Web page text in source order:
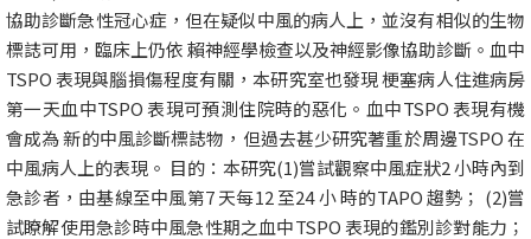
協助診斷急性冠心症，但在疑似中風的病人上，並沒有相似的生物
標誌可用，臨床上仍依 賴神經學檢查以及神經影像協助診斷。血中
TSPO 表現與腦損傷程度有關，本研究室也發現 梗塞病人住進病房
第一天血中TSPO 表現可預測住院時的惡化。血中TSPO 表現有機
會成為 新的中風診斷標誌物，但過去甚少研究著重於周邊TSPO 在
中風病人上的表現。 目的：本研究(1)嘗試觀察中風症狀2 小時內到
急診者，由基線至中風第7 天每12 至24 小 時的TAPO 趨勢； (2)嘗
試瞭解使用急診時中風急性期之血中TSPO 表現的鑑別診對能力；